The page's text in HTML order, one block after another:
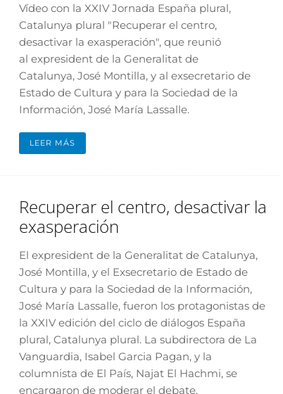
Vídeo con la XXIV Jornada España plural,
Catalunya plural "Recuperar el centro,
desactivar la exasperación", que reunió
al expresident de la Generalitat de
Catalunya, José Montilla, y al exsecretario de
Estado de Cultura y para la Sociedad de la
Información, José María Lassalle.
LEER MÁS
Recuperar el centro, desactivar la
exasperación
El expresident de la Generalitat de Catalunya,
José Montilla, y el Exsecretario de Estado de
Cultura y para la Sociedad de la Información,
José María Lassalle, fueron los protagonistas de
la XXIV edición del ciclo de diálogos España
plural, Catalunya plural. La subdirectora de La
Vanguardia, Isabel Garcia Pagan, y la
columnista de El País, Najat El Hachmi, se
encargaron de moderar el debate.